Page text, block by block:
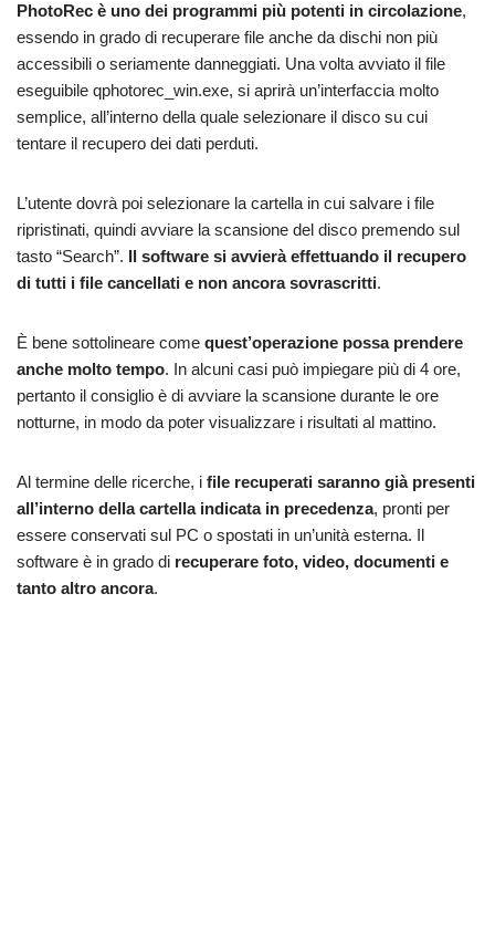
PhotoRec è uno dei programmi più potenti in circolazione,
essendo in grado di recuperare file anche da dischi non più
accessibili o seriamente danneggiati. Una volta avviato il file
eseguibile qphotorec_win.exe, si aprirà un’interfaccia molto
semplice, all’interno della quale selezionare il disco su cui
tentare il recupero dei dati perduti.
L’utente dovrà poi selezionare la cartella in cui salvare i file
ripristinati, quindi avviare la scansione del disco premendo sul
tasto “Search”. Il software si avvierà effettuando il recupero
di tutti i file cancellati e non ancora sovrascritti.
È bene sottolineare come quest’operazione possa prendere
anche molto tempo. In alcuni casi può impiegare più di 4 ore,
pertanto il consiglio è di avviare la scansione durante le ore
notturne, in modo da poter visualizzare i risultati al mattino.
Al termine delle ricerche, i file recuperati saranno già presenti
all’interno della cartella indicata in precedenza, pronti per
essere conservati sul PC o spostati in un’unità esterna. Il
software è in grado di recuperare foto, video, documenti e
tanto altro ancora.